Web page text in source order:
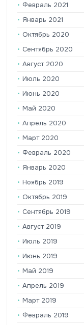
Февраль 2021
Январь 2021
Октябрь 2020
Сентябрь 2020
Август 2020
Июль 2020
Июнь 2020
Май 2020
Апрель 2020
Март 2020
Февраль 2020
Январь 2020
Ноябрь 2019
Октябрь 2019
Сентябрь 2019
Август 2019
Июль 2019
Июнь 2019
Май 2019
Апрель 2019
Март 2019
Февраль 2019